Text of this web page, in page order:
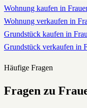
Wohnung kaufen in
Wohnung verkaufen in
Grundstück kaufen in
Grundstück verkaufen in
Häufige Fragen
Fragen zu